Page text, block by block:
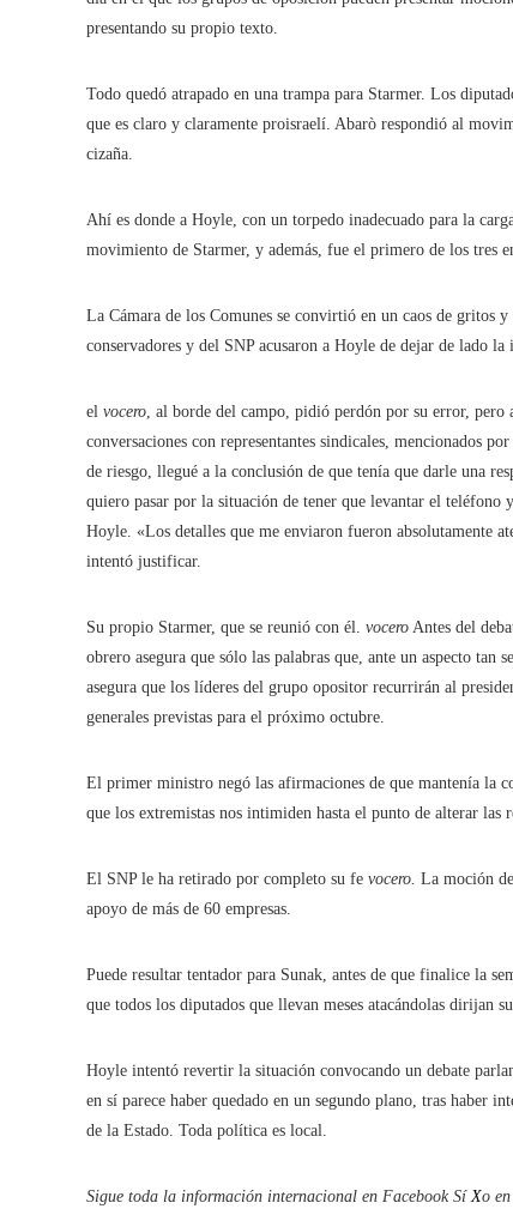
presentando su propio texto.
Todo quedó atrapado en una trampa para Starmer. Los
que es claro y claramente proisraelí. Abarò respondió al
cizaña.
Ahí es donde a Hoyle, con un torpedo inadecuado para la
movimiento de Starmer, y además, fue el primero de los tres
La Cámara de los Comunes se convirtió en un caos de gritos
conservadores y del SNP acusaron a Hoyle de dejar de lado
el vocero, al borde del campo, pidió perdón por su error,
conversaciones con representantes sindicales, mencionados
de riesgo, llegué a la conclusión de que tenía que darle una
quiero pasar por la situación de tener que levantar el
Hoyle. «Los detalles que me enviaron fueron absolutamente
intentó justificar.
Su propio Starmer, que se reunió con él. vocero Antes del
obrero asegura que sólo las palabras que, ante un aspecto tan
asegura que los líderes del grupo opositor recurrirán al
generales previstas para el próximo octubre.
El primer ministro negó las afirmaciones de que mantenía la
que los extremistas nos intimiden hasta el punto de alterar las
El SNP le ha retirado por completo su fe vocero. La moción
apoyo de más de 60 empresas.
Puede resultar tentador para Sunak, antes de que finalice la
que todos los diputados que llevan meses atacándolas dirijan
Hoyle intentó revertir la situación convocando un debate
en sí parece haber quedado en un segundo plano, tras haber
de la Estado. Toda política es local.
Sigue toda la información internacional en FacebookSíXo en